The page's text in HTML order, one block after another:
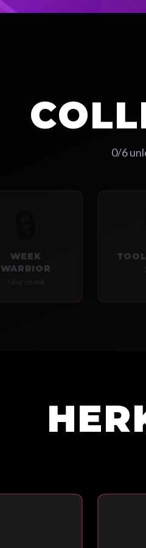
0/6
WEEK
WARRIOR
7 day streak